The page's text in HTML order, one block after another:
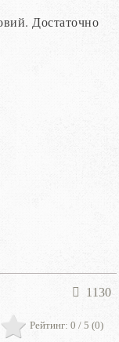
Достаточно
1130
Рейтинг: 0 / 5 (0)